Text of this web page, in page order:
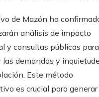
de Mazón ha
análisis de impacto
y consultas públicas para
demandas y
Este método
es crucial para generar